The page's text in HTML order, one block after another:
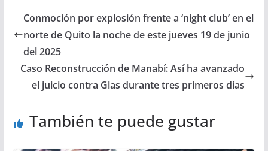
Conmoción por explosión frente a ‘night club’ en el
norte de Quito la noche de este jueves 19 de junio
del 2025
Caso Reconstrucción de Manabí: Así ha avanzado
el juicio contra Glas durante tres primeros días
También te puede gustar